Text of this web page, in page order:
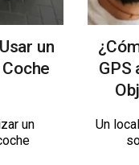
un
un
GPS
Un